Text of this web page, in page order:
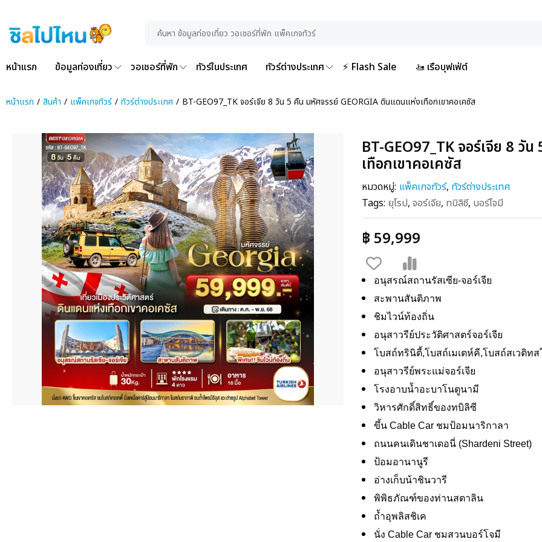
หน้าแรก ข้อมูลท่องเที่ยว วอเชอร์ที่พัก ทัวร์ในประเทศ ทัวร์ต่างประเทศ ⚡ Flash Sale 🚤 เรือบุฟเฟ่ต์
หน้าแรก สินค้า แพ็คเกจทัวร์ ทัวร์ต่างประเทศ BT-GEO97_TK จอร์เจีย 8 วัน 5 คืน มหัศจรรย์ GEORGIA ดินแดนแห่งเทือกเขาคอเคซัส
BT-GEO97_TK จอร์เจีย 8
เทือกเขาคอเคซัส
หมวดหมู่: แพ็คเกจทัวร์, ทัวร์ต่างประเทศ
Tags: ยุโรป, จอร์เจีย, ทบิลิซี, บอร์โจมี
฿ 59,999
อนุสรณ์สถานรัสเซีย-จอร์เจีย
สะพานสันติภาพ
ชิมไวน์ท้องถิ่น
อนุสาวรีย์ประวัติศาสตร์จอร์เจีย
โบสถ์ทรินิตี้,โบสถ์เมเตห์คี,โบสถ์สเวติทส
อนุสาวรีย์พระแม่จอร์เจีย
โรงอาบน้ำอะบาโนตูนามี
วิหารศักดิ์สิทธิ์ของทบิลิซี
ขึ้น Cable Car ชมป้อมนาริกาลา
ถนนคนเดินชาเดอนี่ (Shardeni Street)
ป้อมอานานูรี
อ่างเก็บน้าชินวารี
พิพิธภัณฑ์ของท่านสตาลิน
ถ้ำอุพลิสชิเค
นั่ง Cable Car ชมสวนบอร์โจมี